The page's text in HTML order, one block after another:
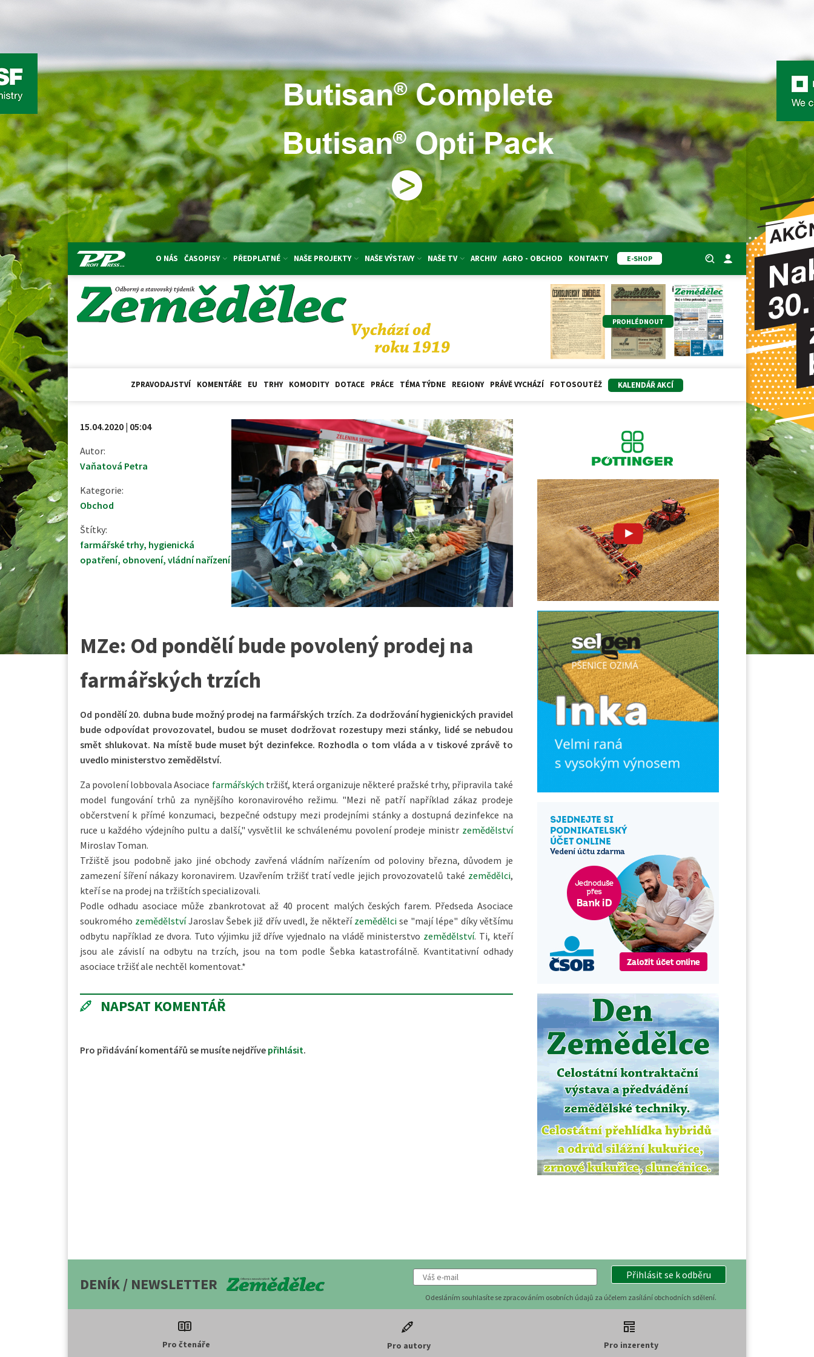
O NÁS ČASOPISY PŘEDPLATNÉ NAŠE PROJEKTY NAŠE VÝSTAVY NAŠE TV ARCHIV AGRO - OBCHOD KONTAKTY E-SHOP
PROHLÉDNOUT
ZPRAVODAJSTVÍ KOMENTÁŘE EU TRHY KOMODITY DOTACE PRÁCE TÉMA TÝDNE REGIONY PRÁVĚ VYCHÁZÍ FOTOSOUTĚŽ KALENDÁŘ AKCÍ
15.04.2020 | 05:04
Autor:
Vaňatová Petra
Kategorie:
Obchod
Štítky:
farmářské trhy, hygienická
opatření, obnovení, vládní nařízení
MZe: Od pondělí bude povolený prodej na
farmářských trzích
Od pondělí 20. dubna bude možný prodej na farmářských trzích. Za dodržování hygienických pravidel
bude odpovídat provozovatel, budou se muset dodržovat rozestupy mezi stánky, lidé se nebudou
smět shlukovat. Na místě bude muset být dezinfekce. Rozhodla o tom vláda a v tiskové zprávě to
uvedlo ministerstvo zemědělství.
Za povolení lobbovala Asociace farmářských tržišť, která organizuje některé pražské trhy, připravila také
model fungování trhů za nynějšího koronavirového režimu. "Mezi ně patří například zákaz prodeje
občerstvení k přímé konzumaci, bezpečné odstupy mezi prodejními stánky a dostupná dezinfekce na
ruce u každého výdejního pultu a další," vysvětlil ke schválenému povolení prodeje ministr zemědělství
Miroslav Toman.
Tržiště jsou podobně jako jiné obchody zavřená vládním nařízením od poloviny března, důvodem je
zamezení šíření nákazy koronavirem. Uzavřením tržišť tratí vedle jejich provozovatelů také zemědělci,
kteří se na prodej na tržištích specializovali.
Podle odhadu asociace může zbankrotovat až 40 procent malých českých farem. Předseda Asociace
soukromého zemědělstvíJaroslav Šebek již dřív uvedl, že někteří zemědělci se "mají lépe" díky většímu
odbytu například ze dvora. Tuto výjimku již dříve vyjednalo na vládě ministerstvo zemědělství. Ti, kteří
jsou ale závislí na odbytu na trzích, jsou na tom podle Šebka katastrofálně. Kvantitativní odhady
asociace tržišť ale nechtěl komentovat.*
NAPSAT KOMENTÁŘ
Pro přidávání komentářů se musíte nejdříve přihlásit.
DENÍK / NEWSLETTER Přihlásit se k odběru
Odesláním souhlasíte se zpracováním osobních údajů za účelem zasílání obchodních sdělení.
Pro čtenáře
Pro autory
Pro inzerenty